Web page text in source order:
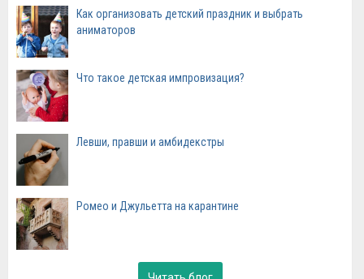
Как организовать детский праздник и выбрать
аниматоров
Что такое детская импровизация?
Левши, правши и амбидекстры
Ромео и Джульетта на карантине